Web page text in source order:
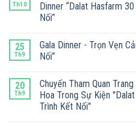
Th10
Dinner “Dalat Hasfarm
Nối”
25
Th9
Gala Dinner - Trọn Vẹn
Nối”
20
Th9
Chuyến Tham Quan
Hoa Trong Sự Kiện
Trình Kết Nối"